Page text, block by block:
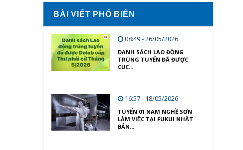
BÀI VIẾT PHỔ BIẾN
08:49 - 26/05/2026
DANH SÁCH LAO ĐỘNG
TRÚNG TUYỂN ĐÃ ĐƯỢC
CỤC...
16:57 - 18/05/2026
TUYỂN 01 NAM NGHỀ SƠN
LÀM VIỆC TẠI FUKUI NHẬT
BẢN...